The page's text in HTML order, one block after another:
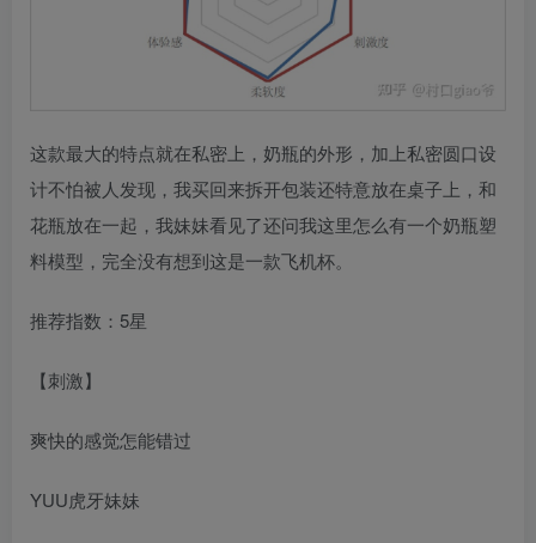
这款最大的特点就在私密上，奶瓶的外形，加上私密圆口设
计不怕被人发现，我买回来拆开包装还特意放在桌子上，和
花瓶放在一起，我妹妹看见了还问我这里怎么有一个奶瓶塑
料模型，完全没有想到这是一款飞机杯。
推荐指数：5星
【刺激】
爽快的感觉怎能错过
YUU虎牙妹妹